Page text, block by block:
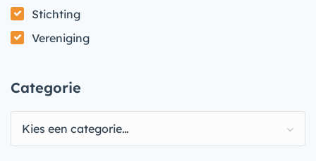
Stichting
Vereniging
Categorie
Kies een categorie…